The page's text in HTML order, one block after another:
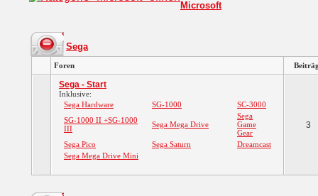
Microsoft
Sega
Foren
Sega - Start
Inklusive:
Sega Hardware
SG-1000
SC-3000
SG-1000 II +SG-1000
III
Sega Mega Drive
Sega
Game
Gear
Sega Pico
Sega Saturn
Dreamcast
Sega Mega Drive Mini
3